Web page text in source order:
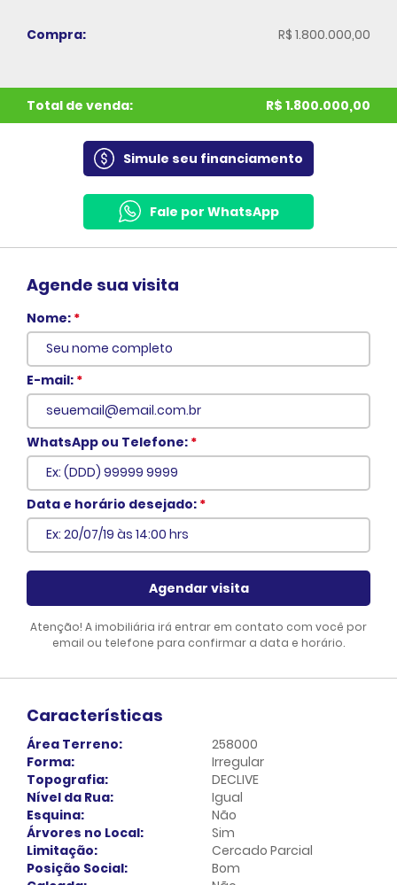
Compra: R$ 1.800.000,00
Total de venda: R$ 1.800.000,00
Simule seu financiamento
Fale por WhatsApp
Agende sua visita
Nome: *
E-mail: *
WhatsApp ou Telefone: *
Data e horário desejado: *
Agendar visita
Atenção! A imobiliária irá entrar em contato com você por
email ou telefone para confirmar a data e horário.
Voltar
Características
Área Terreno:
258000
Forma:
Irregular
Topografia:
DECLIVE
Nível da Rua:
Igual
Esquina:
Não
Árvores no Local:
Sim
Limitação:
Cercado Parcial
Posição Social:
Bom